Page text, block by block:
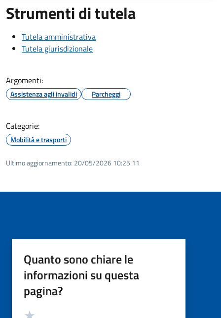
Strumenti di tutela
Tutela amministrativa
Tutela giurisdizionale
Argomenti:
Assistenza agli invalidi Parcheggi
Categorie:
Mobilità e trasporti
Ultimo aggiornamento: 20/05/2026 10:25.11
Quanto sono chiare le
informazioni su questa
pagina?
Valutazione